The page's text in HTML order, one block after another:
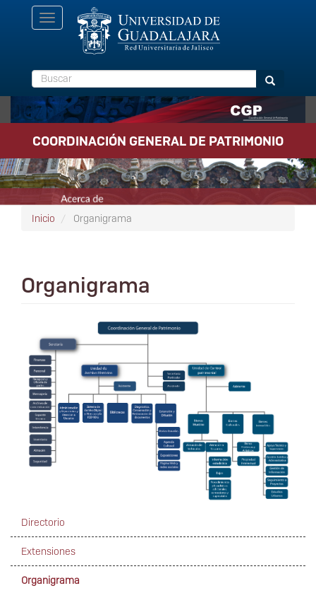
Toggle
navigation
Buscar Buscar
COORDINACIÓN GENERAL DE PATRIMONIO
Inicio Organigrama
Organigrama
Navegación
secundaria
Directorio
Extensiones
Organigrama